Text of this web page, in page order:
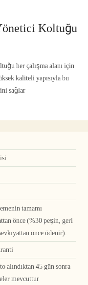
Koltuğu
her çalışma alanı için
kaliteli yapısıyla bu
sağlar
tamamı
önce (%30 peşin, geri
önce ödenir).
alındıktan 45 gün sonra
mevcuttur